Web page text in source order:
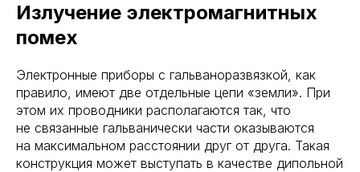
Излучение электромагнитных
помех
Электронные приборы с гальваноразвязкой, как
правило, имеют две отдельные цепи «земли». При
этом их проводники располагаются так, что
не связанные гальванически части оказываются
на максимальном расстоянии друг от друга. Такая
конструкция может выступать в качестве дипольной